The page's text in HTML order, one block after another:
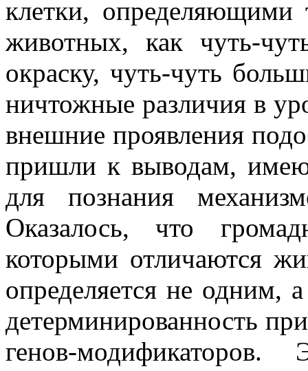
клетки, определяющими
животных, как чуть-
окраску, чуть-чуть
ничтожные различия в
внешние проявления
пришли к выводам,
для познания
Оказалось, что
которыми отличаются
определяется не одним,
детерминированность
генов-